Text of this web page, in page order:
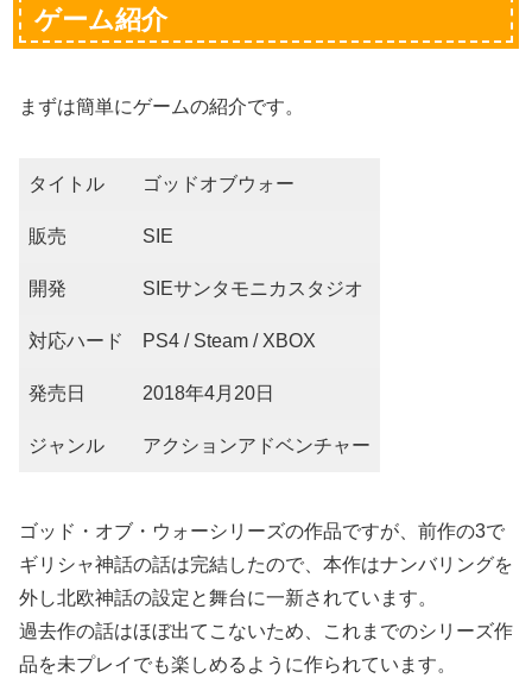
ゲーム紹介
まずは簡単にゲームの紹介です。
タイトル ゴッドオブウォー
販売 SIE
開発 SIEサンタモニカスタジオ
対応ハード PS4 / Steam / XBOX
発売日 2018年4月20日
ジャンル アクションアドベンチャー
ゴッド・オブ・ウォーシリーズの作品ですが、前作の3で
ギリシャ神話の話は完結したので、本作はナンバリングを
外し北欧神話の設定と舞台に一新されています。
過去作の話はほぼ出てこないため、これまでのシリーズ作
品を未プレイでも楽しめるように作られています。